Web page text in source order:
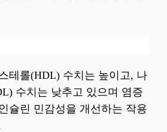
테롤(HDL) 수치는 높이고, 나
수치는 낮추고 있으며 염증
슐린 민감성을 개선하는 작용